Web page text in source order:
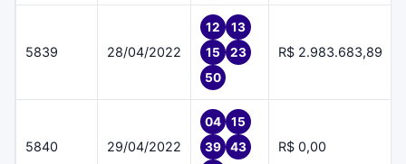
5839 28/04/2022
12
13
15
23
50
R$ 2.983.683,89
5840 29/04/2022
04
15
39
43
R$ 0,00